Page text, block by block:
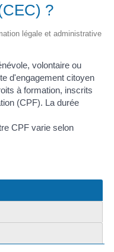
?
légale et administrative
volontaire ou
d'engagement citoyen
à formation, inscrits
(CPF). La durée
CPF varie selon